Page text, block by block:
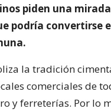
piden una
podría convertirse
la tradición
comerciales de
y ferreterías. Por lo